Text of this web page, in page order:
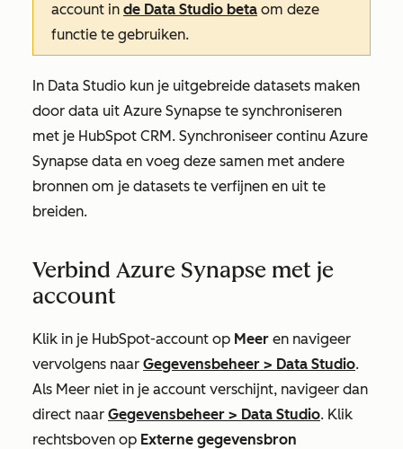
account in de Data Studio beta om deze
functie te gebruiken.
In Data Studio kun je uitgebreide datasets maken
door data uit Azure Synapse te synchroniseren
met je HubSpot CRM. Synchroniseer continu Azure
Synapse data en voeg deze samen met andere
bronnen om je datasets te verfijnen en uit te
breiden.
Verbind Azure Synapse met je
account
Klik in je HubSpot-account op Meer en navigeer
vervolgens naar Gegevensbeheer > Data Studio.
Als Meer niet in je account verschijnt, navigeer dan
direct naar Gegevensbeheer > Data Studio. Klik
rechtsboven op Externe gegevensbron